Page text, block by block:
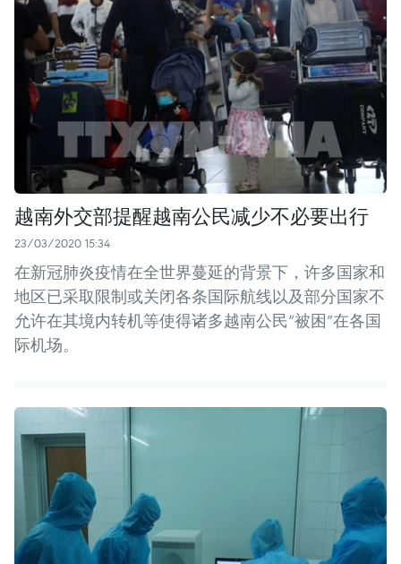
越南外交部提醒越南公民减少不必要出行
23/03/2020 15:34
在新冠肺炎疫情在全世界蔓延的背景下，许多国家和
地区已采取限制或关闭各条国际航线以及部分国家不
允许在其境内转机等使得诸多越南公民“被困”在各国
际机场。